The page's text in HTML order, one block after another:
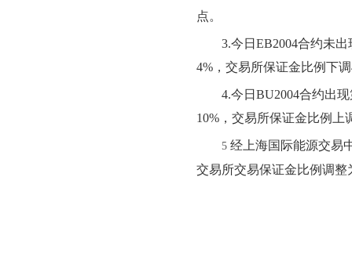
点。
3.今日 EB2004合约未出
4%，交易所保证金比例下调
4.今日 BU2004合约出
10%，交易所保证金比例 上
5 经 上海国际能源交易
交易所交易保证金比例调整